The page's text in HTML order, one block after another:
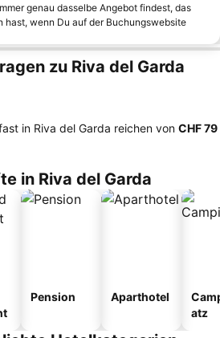
genau dasselbe Angebot findest, das
hast, wenn Du auf der Buchungswebsite
zu Riva del Garda
in Riva del Garda reichen von ‎CHF 79
in Riva del Garda
Pension Aparthotel
atz